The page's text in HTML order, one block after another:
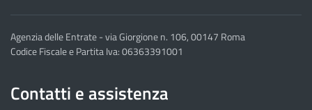
Agenzia delle Entrate - via Giorgione n. 106, 00147 Roma
Codice Fiscale e Partita Iva: 06363391001
Contatti e assistenza